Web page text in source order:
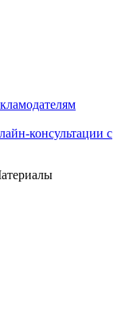
консультации с